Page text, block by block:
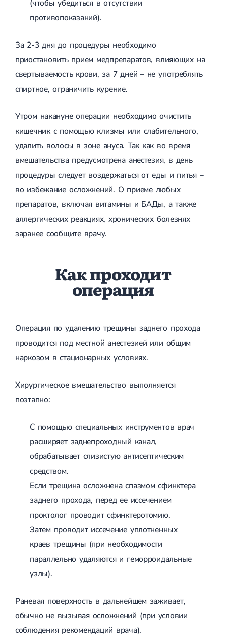
(чтобы убедиться в отсутствии
противопоказаний).
За 2-3 дня до процедуры необходимо
приостановить прием медпрепаратов, влияющих на
свертываемость крови, за 7 дней – не употреблять
спиртное, ограничить курение.
Утром накануне операции необходимо очистить
кишечник с помощью клизмы или слабительного,
удалить волосы в зоне ануса. Так как во время
вмешательства предусмотрена анестезия, в день
процедуры следует воздержаться от еды и питья –
во избежание осложнений. О приеме любых
препаратов, включая витамины и БАДы, а также
аллергических реакциях, хронических болезнях
заранее сообщите врачу.
Как проходит
операция
Операция по удалению трещины заднего прохода
проводится под местной анестезией или общим
наркозом в стационарных условиях.
Хирургическое вмешательство выполняется
поэтапно:
С помощью специальных инструментов врач
расширяет заднепроходный канал,
обрабатывает слизистую антисептическим
средством.
Если трещина осложнена спазмом сфинктера
заднего прохода, перед ее иссечением
проктолог проводит сфинктеротомию.
Затем проводит иссечение уплотненных
краев трещины (при необходимости
параллельно удаляются и геморроидальные
узлы).
Раневая поверхность в дальнейшем заживает,
обычно не вызывая осложнений (при условии
соблюдения рекомендаций врача).